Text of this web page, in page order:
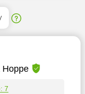
Hoppe
7